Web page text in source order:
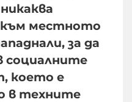
към местното
за да
социалните
което е
в техните